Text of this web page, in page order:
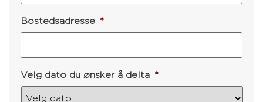
Bostedsadresse *
Velg dato du ønsker å delta *